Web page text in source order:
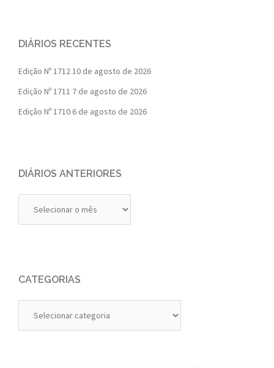
DIÁRIOS RECENTES
Edição Nº 171210 de agosto de 2026
Edição Nº 1711 7 de agosto de 2026
Edição Nº 1710 6 de agosto de 2026
DIÁRIOS ANTERIORES
Anteriores
CATEGORIAS